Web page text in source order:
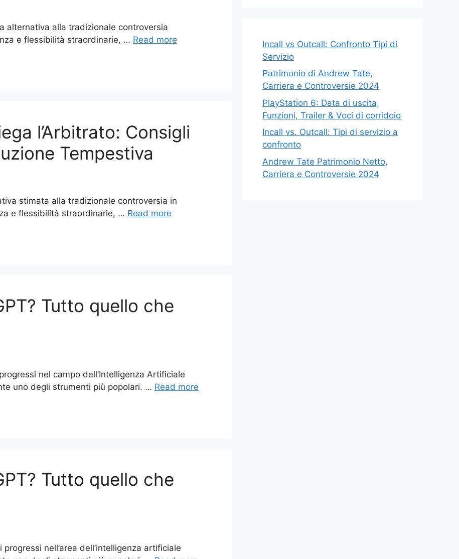
alternativa alla tradizionale controversia
e flessibilità straordinarie, … Read more
l’Arbitrato: Consigli
Tempestiva
stimata alla tradizionale controversia in
e flessibilità straordinarie, … Read more
Tutto quello che
nel campo dell’Intelligenza Artificiale
uno degli strumenti più popolari. … Read more
Tutto quello che
nell’area dell’intelligenza artificiale
Incall vs Outcall: Confronto Tipi di
Servizio
Patrimonio di Andrew Tate,
Carriera e Controversie 2024
PlayStation 6: Data di uscita,
Funzioni, Trailer & Voci di corridoio
Incall vs. Outcall: Tipi di servizio a
confronto
Andrew Tate Patrimonio Netto,
Carriera e Controversie 2024